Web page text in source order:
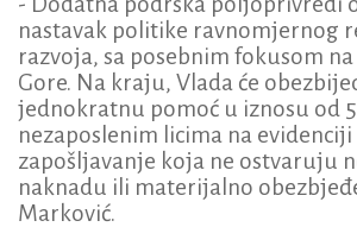
nastavak politike ravnomjernog
razvoja, sa posebnim fokusom na
Gore. Na kraju, Vlada će
jednokratnu pomoć u iznosu od
nezaposlenim licima na evidenciji
zapošljavanje koja ne ostvaruju
naknadu ili materijalno
Marković.